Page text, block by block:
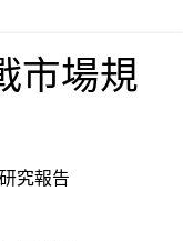
市場規
究報告